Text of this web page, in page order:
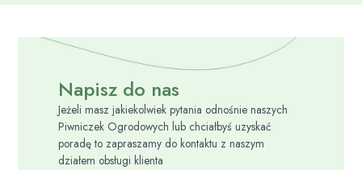
Napisz do nas
Jeżeli masz jakiekolwiek pytania odnośnie naszych
Piwniczek Ogrodowych lub chciałbyś uzyskać
poradę to zapraszamy do kontaktu z naszym
działem obsługi klienta